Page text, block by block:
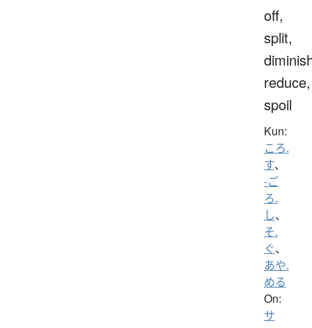
off,
split,
reduce,
spoil
Kun:
ころ.
す、
-ご
ろ.
し、
そ.
ぐ、
あや.
める
On:
サ